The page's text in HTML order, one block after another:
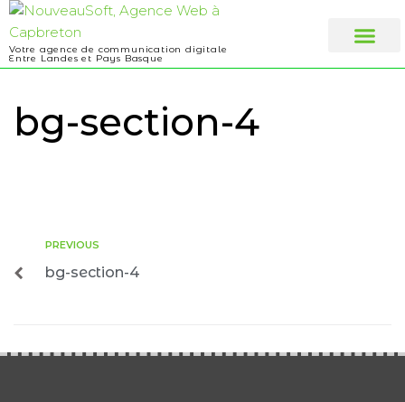
Votre agence de communication digitale
Entre Landes et Pays Basque
bg-section-4
PREVIOUS
bg-section-4